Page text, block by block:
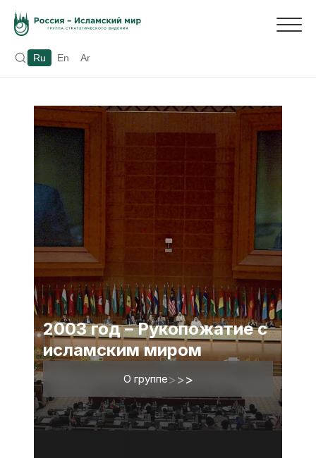
Ru En Ar
2003 год – Рукопожатие с
исламским миром
О группе>>>